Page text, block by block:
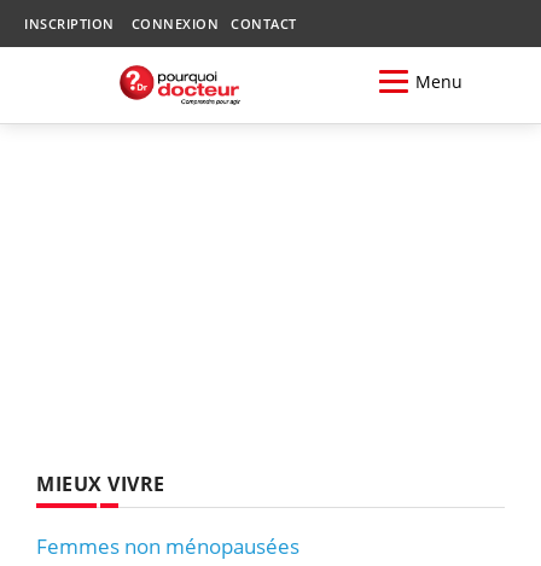
INSCRIPTION CONNEXION CONTACT
Menu
MIEUX VIVRE
Femmes non ménopausées